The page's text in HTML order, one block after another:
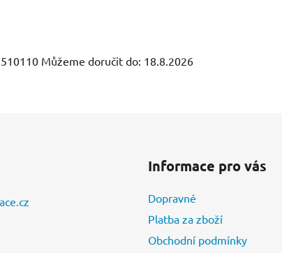
Můžeme doručit do: 18.8.2026
Informace pro vás
Dopravné
Platba za zboží
Obchodní podmínky